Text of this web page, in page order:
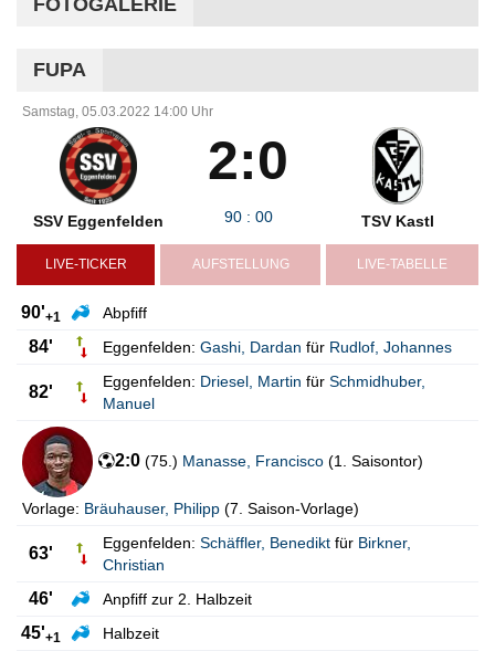
FOTOGALERIE
FUPA
Samstag, 05.03.2022 14:00 Uhr
SSV Eggenfelden
2:0
90 : 00 TSV Kastl
LIVE-TICKER AUFSTELLUNG LIVE-TABELLE
90'+1 Abpfiff
84' Eggenfelden: Gashi Dardan für Rudlof Johannes
82'
Eggenfelden: Driesel Martin für Schmidhuber,
Manuel
2:0 (75. ) Manasse Francisco (1. Saisontor)
Vorlage: Bräuhauser, Philipp (7. Saison-Vorlage)
63'
Eggenfelden: Schäffler, Benedikt für Birkner,
Christian
46' Anpfiff zur 2. Halbzeit
45'+1 Halbzeit